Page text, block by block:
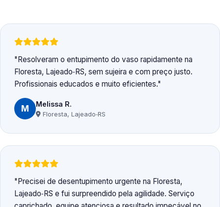
Resolveram o entupimento do vaso rapidamente na
Floresta, Lajeado‑RS, sem sujeira e com preço justo.
Profissionais educados e muito eficientes.
M Melissa R.
Floresta, Lajeado‑RS
Precisei de desentupimento urgente na Floresta,
Lajeado‑RS e fui surpreendido pela agilidade. Serviço